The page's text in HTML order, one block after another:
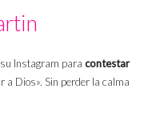
Instagram para contestar
a Dios». Sin perder la calma